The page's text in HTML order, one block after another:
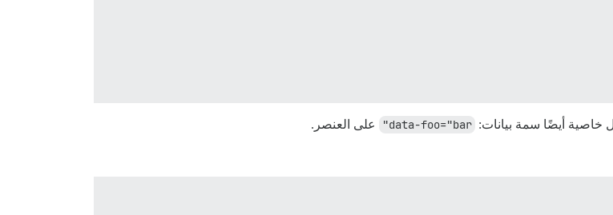
خاصية أيضًا سمة بيانات: data-foo="bar" على العنصر.